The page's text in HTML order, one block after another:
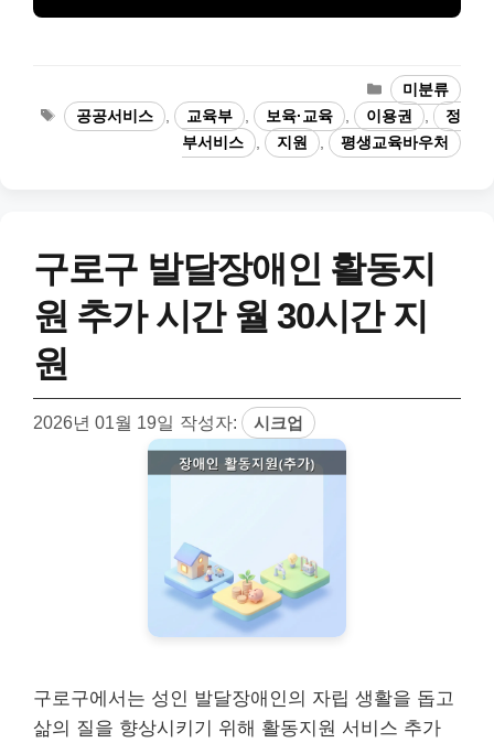
카
테
고
리
미분류
태
그
공공서비스 교육부 보육·교육 이용권
정
부서비스
지원 평생교육바우처
구로구 발달장애인 활동지
원 추가 시간 월 30시간 지
원
2026년 01월 19일 작성자: 시크업
구로구에서는 성인 발달장애인의 자립 생활을 돕고
삶의 질을 향상시키기 위해 활동지원 서비스 추가